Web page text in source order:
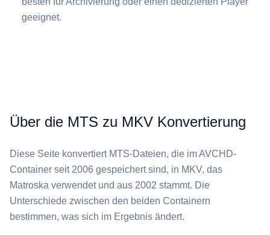
geeignet.
Über die MTS zu MKV Konvertierung
Diese Seite konvertiert ⁦MTS⁩-Dateien, die im AVCHD-
Container seit 2006 gespeichert sind, in ⁦MKV⁩, das
Matroska verwendet und aus 2002 stammt. Die
Unterschiede zwischen den beiden Containern
bestimmen, was sich im Ergebnis ändert.